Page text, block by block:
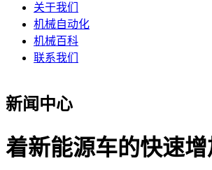
关于我们
机械自动化
机械百科
联系我们
新闻中心
着新能源车的快速增